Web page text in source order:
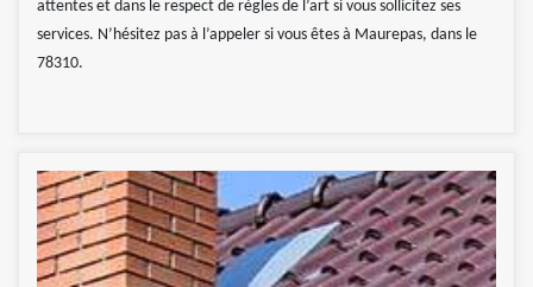
attentes et dans le respect de règles de l’art si vous sollicitez ses
services. N’hésitez pas à l’appeler si vous êtes à Maurepas, dans le
78310.